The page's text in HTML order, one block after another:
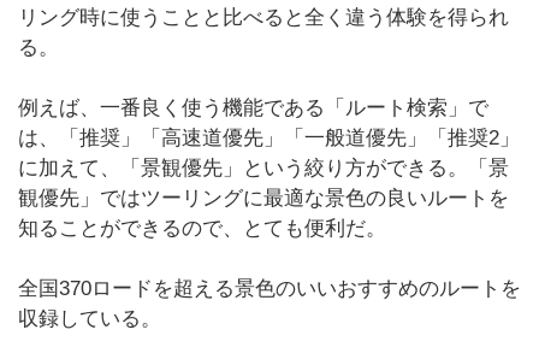
リング時に使うことと比べると全く違う体験を得られ
る。
例えば、一番良く使う機能である「ルート検索」で
は、「推奨」「高速道優先」「一般道優先」「推奨2」
に加えて、「景観優先」という絞り方ができる。「景
観優先」ではツーリングに最適な景色の良いルートを
知ることができるので、とても便利だ。
全国370ロードを超える景色のいいおすすめのルートを
収録している。